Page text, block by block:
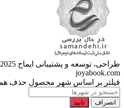
طراحی، توسعه و پشتیبانی ایماج
joyabook.com
فیلتر بر اساس شهر محصول حذف
انصراف تایید